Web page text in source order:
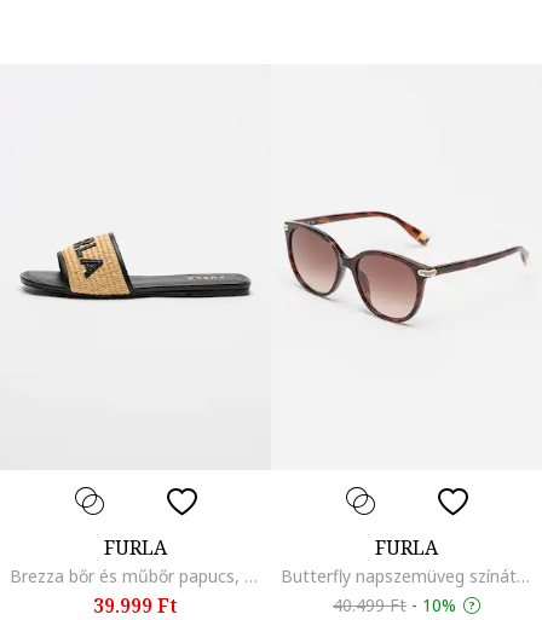
FURLA
Brezza bőr és műbőr papucs, Fekete/Világosbézs
39.999 Ft
FURLA
Butterfly napszemüveg színátmenetes lencsékkel, Sötétbarna
40.499 Ft - 10%